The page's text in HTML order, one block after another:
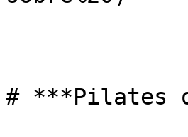
# ***Pilates